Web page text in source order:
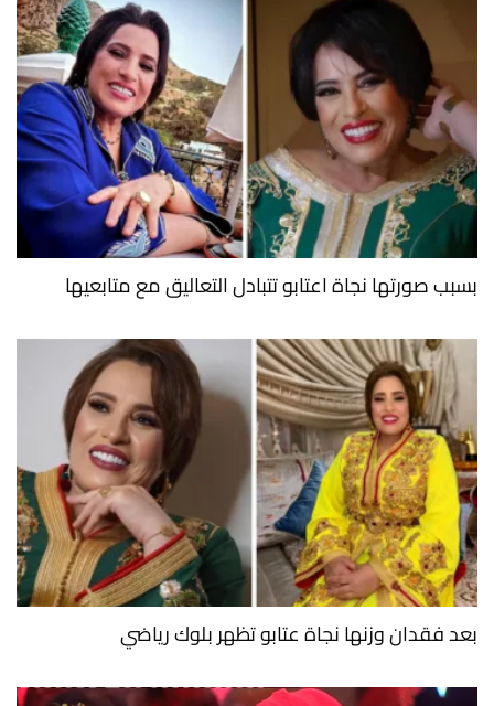
بسبب صورتها نجاة اعتابو تتبادل التعاليق مع متابعيها
بعد فقدان وزنها نجاة عتابو تظهر بلوك رياضي